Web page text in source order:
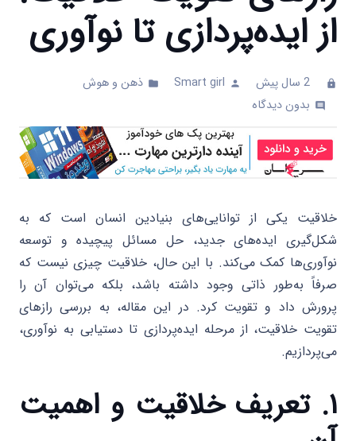
از ایده‌پردازی تا نوآوری
clock 2 سال پیش person
Smart girl
folder ذهن و هوش
comments بدون دیدگاه
خلاقیت یکی از توانایی‌های بنیادین انسان است که به
شکل‌گیری ایده‌های جدید، حل مسائل پیچیده و توسعه
نوآوری‌ها کمک می‌کند. با این حال، خلاقیت چیزی نیست که
صرفاً به‌طور ذاتی وجود داشته باشد، بلکه می‌توان آن را
پرورش داد و تقویت کرد. در این مقاله، به بررسی رازهای
تقویت خلاقیت، از مرحله ایده‌پردازی تا دستیابی به نوآوری،
می‌پردازیم.
۱. تعریف خلاقیت و اهمیت